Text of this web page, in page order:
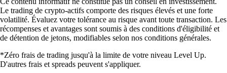
Le trading de crypto-actifs comporte des risques élevés et une forte
volatilité. Évaluez votre tolérance au risque avant toute transaction. Les
récompenses et avantages sont soumis à des conditions d'éligibilité et
de détention de jetons, modifiables selon nos conditions générales.
*Zéro frais de trading jusqu'à la limite de votre niveau Level Up.
D'autres frais et spreads peuvent s'appliquer.